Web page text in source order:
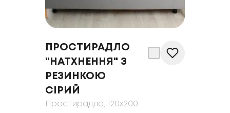
ПРОСТИРАДЛО
"НАТХНЕННЯ" З
РЕЗИНКОЮ
СІРИЙ
Простирадла, 120x200